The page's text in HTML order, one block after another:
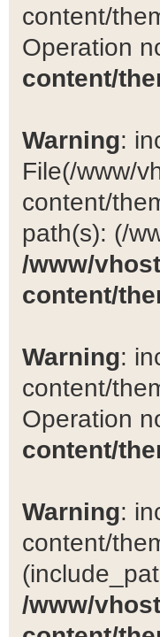
content/
Operation
content/
Warning:
File(/www/
content/
path(s): (/
/www/
content/
Warning:
content/
Operation
content/
Warning:
content/
/www/